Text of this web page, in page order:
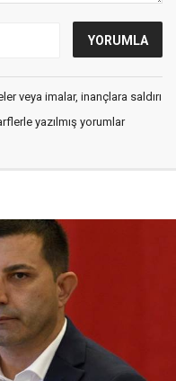
veya imalar, inançlara saldırı
yazılmış yorumlar